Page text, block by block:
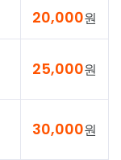
20,000원
25,000원
30,000원